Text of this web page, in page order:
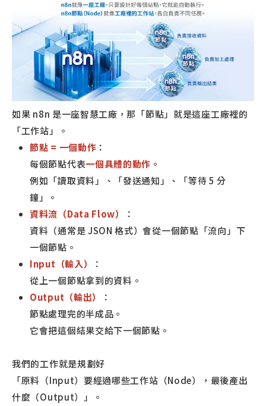
如果 n8n 是一座智慧工廠，那「節點」就是這座工廠裡的
「工作站」。
節點 = 一個動作 ：
每個節點代表一個具體的動作 。
例如「讀取資料」、「發送通知」、「等待 5 分
鐘」。
資料流（Data Flow）
：
資料（通常是 JSON 格式）會從一個節點「流向」下
一個節點。
Input（輸入）
：
從上一個節點拿到的資料。
Output（輸出）
：
節點處理完的半成品。
它會把這個結果交給下一個節點。
我們的工作就是規劃好
「原料（Input）要經過哪些工作站（Node），最後產出
什麼（Output）」。